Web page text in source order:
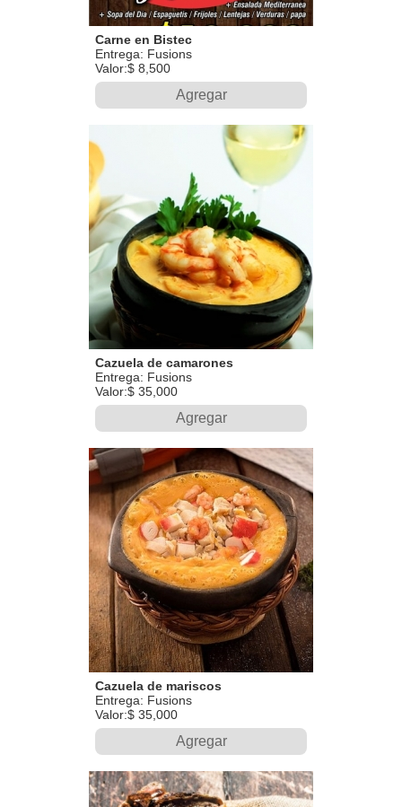
Carne en Bistec
Entrega: Fusions
Valor:$ 8,500
Agregar
Cazuela de camarones
Entrega: Fusions
Valor:$ 35,000
Agregar
Cazuela de mariscos
Entrega: Fusions
Valor:$ 35,000
Agregar